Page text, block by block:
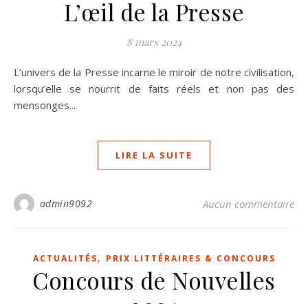
L’œil de la Presse
8 mars 2024
L’univers de la Presse incarne le miroir de notre civilisation,
lorsqu’elle se nourrit de faits réels et non pas des
mensonges...
LIRE LA SUITE
admin9092 Aucun commentaire
ACTUALITÉS, PRIX LITTÉRAIRES & CONCOURS
Concours de Nouvelles